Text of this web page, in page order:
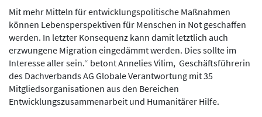
Mit mehr Mitteln für entwicklungspolitische Maßnahmen
können Lebensperspektiven für Menschen in Not geschaffen
werden. In letzter Konsequenz kann damit letztlich auch
erzwungene Migration eingedämmt werden. Dies sollte im
Interesse aller sein.“ betont Annelies Vilim, Geschäftsführerin
des Dachverbands AG Globale Verantwortung mit 35
Mitgliedsorganisationen aus den Bereichen
Entwicklungszusammenarbeit und Humanitärer Hilfe.